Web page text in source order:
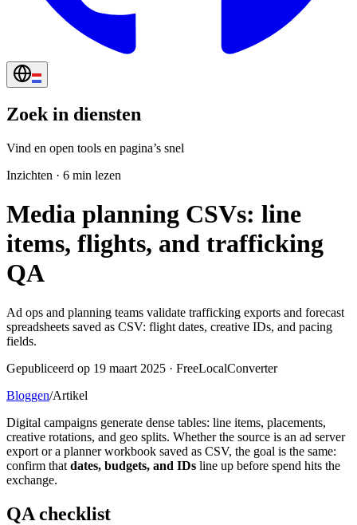
Zoek in diensten
Vind en open tools en pagina’s snel
Inzichten · 6 min lezen
Media planning CSVs: line
items, flights, and trafficking
QA
Ad ops and planning teams validate trafficking exports and forecast
spreadsheets saved as CSV: flight dates, creative IDs, and pacing
fields.
Gepubliceerd op 19 maart 2025 · FreeLocalConverter
Bloggen/Artikel
Digital campaigns generate dense tables: line items, placements,
creative rotations, and geo splits. Whether the source is an ad server
export or a planner workbook saved as CSV, the goal is the same:
confirm that dates, budgets, and IDs line up before spend hits the
exchange.
QA checklist